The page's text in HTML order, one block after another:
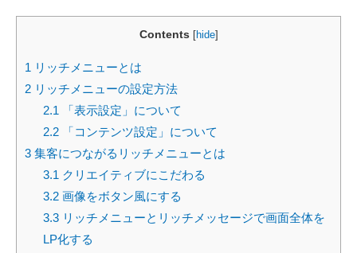
Contents hide]
1 リッチメニューとは
2 リッチメニューの設定方法
2.1 「表示設定」について
2.2「コンテンツ設定」について
3 集客につながるリッチメニューとは
3.1 クリエイティブにこだわる
3.2画像をボタン風にする
3.3リッチメニューとリッチメッセージで画面全体を
LP化する